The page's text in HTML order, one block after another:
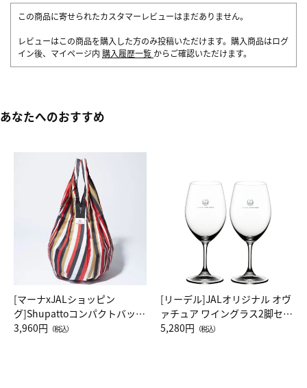
この商品に寄せられたカスタマーレビューはまだありません。
レビューはこの商品を購入した方のみ投稿いただけます。購入商品はログ
イン後、マイページ内 購入履歴一覧 からご確認いただけます。
あなたへのおすすめ
[マーナxJALショッピン
グ]Shupattoコンパクトバッグ
Drop JAL客室乗務員（LC）ス
3,960円 （税込）
[リーデル]JALオリジナル オヴ
ァチュア ワイングラス2脚セッ
ト（レッドワイン）
5,280円 （税込）